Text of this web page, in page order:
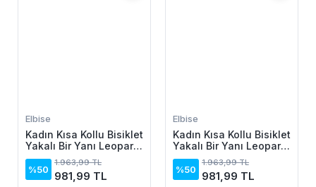
Elbise
Kadın Kısa Kollu Bisiklet
Yakalı Bir Yanı Leopar
Detaylı Uzun Viskon
Elbise
%50
1.963,99 TL
981,99 TL
Elbise
Kadın Kısa Kollu Bisiklet
Yakalı Bir Yanı Leopar
Detaylı Uzun Viskon
Elbise
%50
1.963,99 TL
981,99 TL